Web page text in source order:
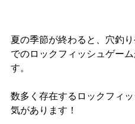
夏の季節が終わると、穴釣
でのロックフィッシュゲー
す。
数多く存在するロックフィ
気があります！